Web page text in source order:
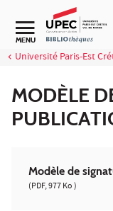
Aller au contenu
Navigation secondaire
MENU
Université Paris-Est
MODÈLE
Modèle de
(PDF, 977 Ko )